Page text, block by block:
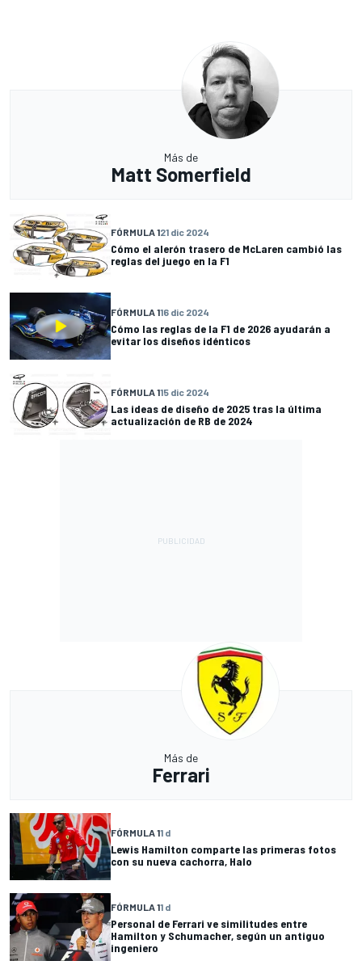
Más de
Matt Somerfield
FÓRMULA 121 dic 2024
Cómo el alerón trasero de McLaren cambió las
reglas del juego en la F1
FÓRMULA 116 dic 2024
Cómo las reglas de la F1 de 2026 ayudarán a
evitar los diseños idénticos
FÓRMULA 115 dic 2024
Las ideas de diseño de 2025 tras la última
actualización de RB de 2024
Más de
Ferrari
FÓRMULA 11 d
Lewis Hamilton comparte las primeras fotos
con su nueva cachorra, Halo
FÓRMULA 11 d
Personal de Ferrari ve similitudes entre
Hamilton y Schumacher, según un antiguo
ingeniero